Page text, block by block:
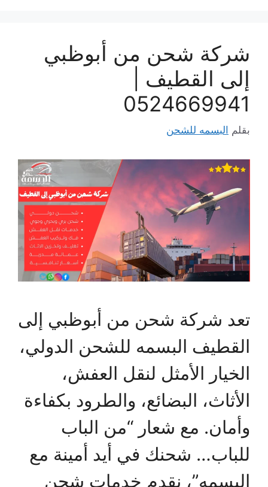
شركة شحن من أبوظبي
إلى القطيف |
0524669941
بقلم البسمه للشحن
تعد شركة شحن من أبوظبي إلى
القطيف البسمه للشحن الدولي،
الخيار الأمثل لنقل العفش،
الأثاث، البضائع، والطرود بكفاءة
وأمان. مع شعار “من الباب
للباب… شحنك في أيد أمينة مع
البسمه”، نقدم خدمات شحن